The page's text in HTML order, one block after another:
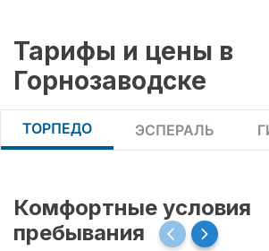
Тарифы и цены в
Горнозаводске
ТОРПЕДО ЭСПЕРАЛЬ
Комфортные условия
пребывания